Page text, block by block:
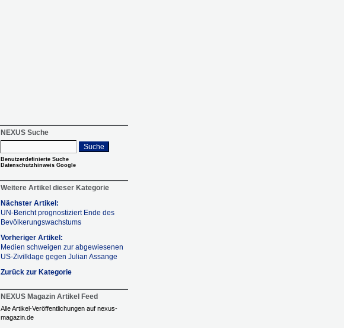
NEXUS Suche
Suche
Benutzerdefinierte Suche
Datenschutzhinweis Google
Weitere Artikel dieser Kategorie
Nächster Artikel:
UN-Bericht prognostiziert Ende des
Bevölkerungswachstums
Vorheriger Artikel:
Medien schweigen zur abgewiesenen
US-Zivilklage gegen Julian Assange
Zurück zur Kategorie
NEXUS Magazin Artikel Feed
Alle Artikel-Veröffentlichungen auf nexus-
magazin.de